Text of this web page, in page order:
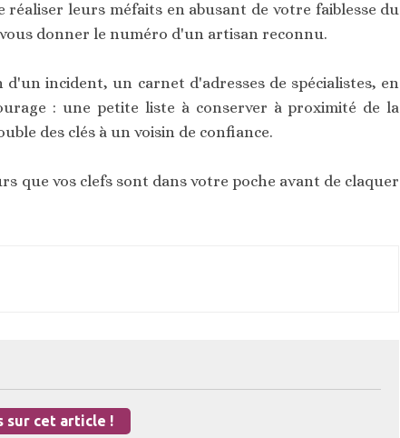
leurs méfaits en abusant de votre faiblesse du
donner le numéro d'un artisan reconnu.
incident, un carnet d'adresses de spécialistes, en
: une petite liste à conserver à proximité de la
des clés à un voisin de confiance.
que vos clefs sont dans votre poche avant de claquer
sur cet article !